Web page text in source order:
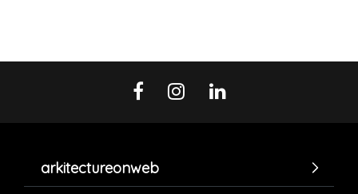
arkitectureonweb